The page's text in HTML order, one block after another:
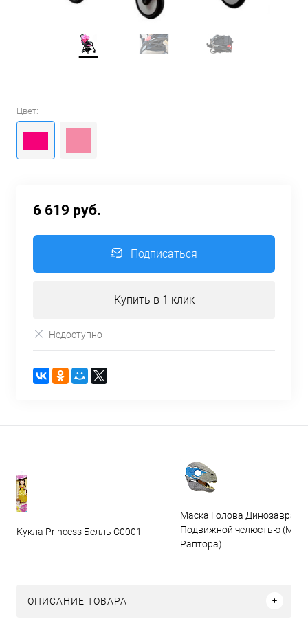
Цвет:
6 619 руб.
Подписаться
Купить в 1 клик
Недоступно
Кукла Princess Белль C0001
Маска Голова Динозавра с
Подвижной челюстью
Раптора)
ОПИСАНИЕ ТОВАРА